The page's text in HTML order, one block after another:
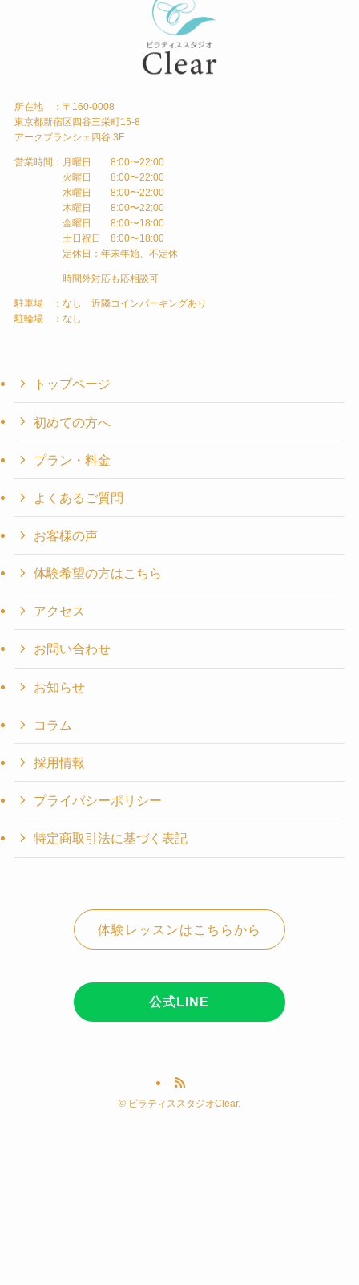
所在地 ：〒160-0008
東京都新宿区四谷三栄町15-8
アークブランシェ四谷 3F
営業時間：月曜日 8:00〜22:00
火曜日 8:00〜22:00
水曜日 8:00〜22:00
木曜日 8:00〜22:00
金曜日 8:00〜18:00
土日祝日 8:00〜18:00
定休日：年末年始、不定休
時間外対応も応相談可
駐車場 ：なし 近隣コインパーキングあり
駐輪場 ：なし
トップページ
初めての方へ
プラン・料金
よくあるご質問
お客様の声
体験希望の方はこちら
アクセス
お問い合わせ
お知らせ
コラム
採用情報
プライバシーポリシー
特定商取引法に基づく表記
体験レッスンはこちらから
公式LINE
© ピラティススタジオClear.